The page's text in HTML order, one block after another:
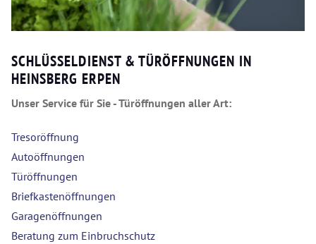
SCHLÜSSELDIENST & TÜRÖFFNUNGEN IN
HEINSBERG ERPEN
Unser Service für Sie - Türöffnungen aller Art:
Tresoröffnung
Autoöffnungen
Türöffnungen
Briefkastenöffnungen
Garagenöffnungen
Beratung zum Einbruchschutz